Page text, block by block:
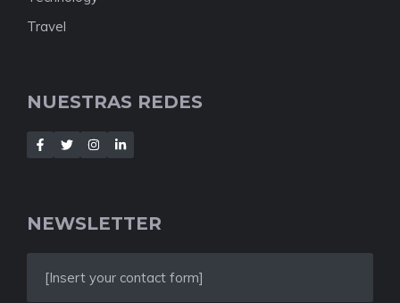
Travel
NUESTRAS REDES
NEWSLETTER
[Insert your contact form]